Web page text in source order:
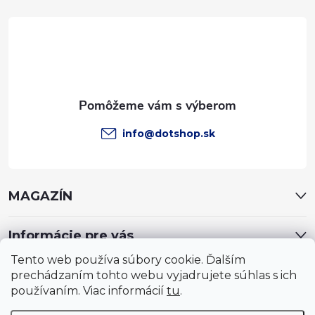
Tento web používa súbory cookie. Ďalším
prechádzaním tohto webu vyjadrujete súhlas s ich
používaním. Viac informácií tu.
info@dotshop.sk
MAGAZÍN
Informácie pre vás